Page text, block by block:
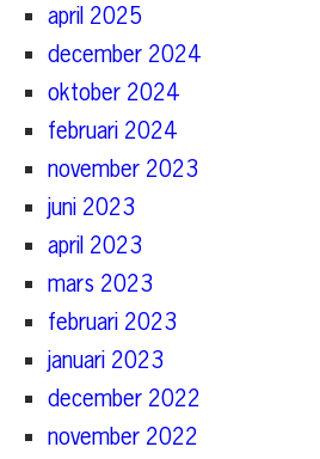
april 2025
december 2024
oktober 2024
februari 2024
november 2023
juni 2023
april 2023
mars 2023
februari 2023
januari 2023
december 2022
november 2022